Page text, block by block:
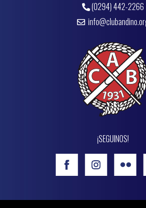
(0294) 442-2266
¡SEGUINOS!